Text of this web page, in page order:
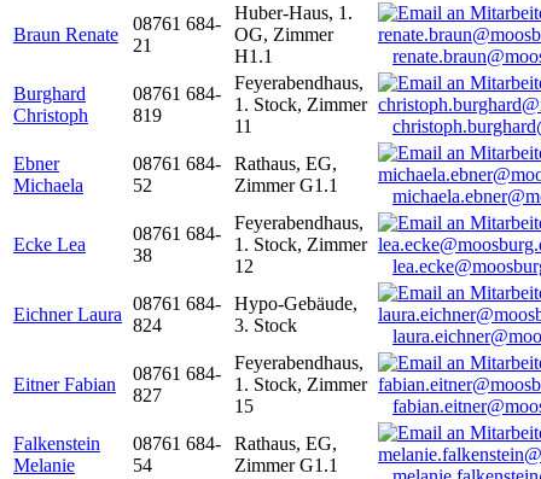
Braun Renate
08761 684-
21
Huber-Haus, 1.
OG, Zimmer
H1.1
Burghard
Christoph
08761 684-
819
Feyerabendhaus,
1. Stock, Zimmer
11
Ebner
Michaela
08761 684-
52
Rathaus, EG,
Zimmer G1.1
Ecke Lea
08761 684-
38
Feyerabendhaus,
1. Stock, Zimmer
12
Eichner Laura
08761 684-
824
Hypo-Gebäude,
3. Stock
Eitner Fabian
08761 684-
827
Feyerabendhaus,
1. Stock, Zimmer
15
Falkenstein
Melanie
08761 684-
54
Rathaus, EG,
Zimmer G1.1